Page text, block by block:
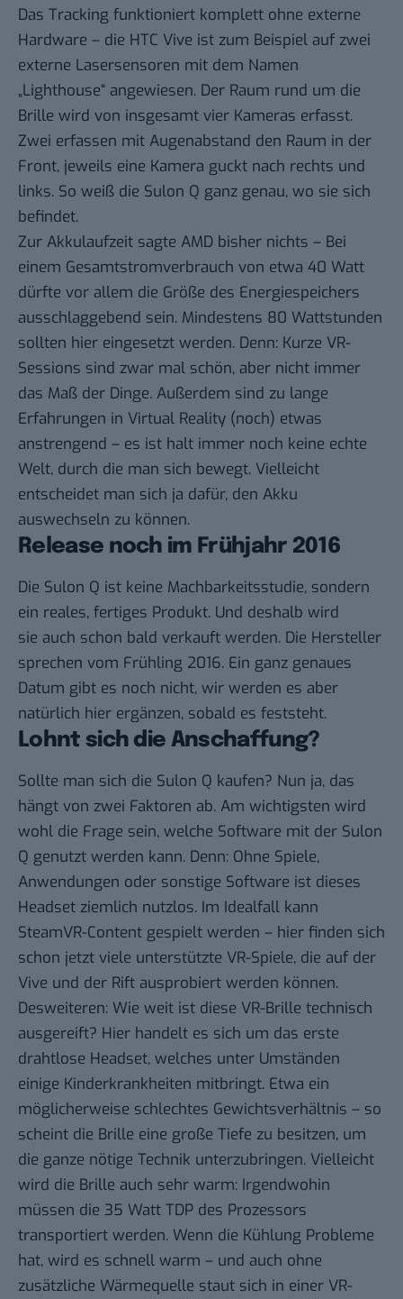
Das Tracking funktioniert komplett ohne externe
Hardware – die HTC Vive ist zum Beispiel auf zwei
externe Lasersensoren mit dem Namen
„Lighthouse“ angewiesen. Der Raum rund um die
Brille wird von insgesamt vier Kameras erfasst.
Zwei erfassen mit Augenabstand den Raum in der
Front, jeweils eine Kamera guckt nach rechts und
links. So weiß die Sulon Q ganz genau, wo sie sich
befindet.
Zur Akkulaufzeit sagte AMD bisher nichts – Bei
einem Gesamtstromverbrauch von etwa 40 Watt
dürfte vor allem die Größe des Energiespeichers
ausschlaggebend sein. Mindestens 80 Wattstunden
sollten hier eingesetzt werden. Denn: Kurze VR-
Sessions sind zwar mal schön, aber nicht immer
das Maß der Dinge. Außerdem sind zu lange
Erfahrungen in Virtual Reality (noch) etwas
anstrengend – es ist halt immer noch keine echte
Welt, durch die man sich bewegt. Vielleicht
entscheidet man sich ja dafür, den Akku
auswechseln zu können.
Release noch im Frühjahr 2016
Die Sulon Q ist keine Machbarkeitsstudie, sondern
ein reales, fertiges Produkt. Und deshalb wird
sie auch schon bald verkauft werden. Die Hersteller
sprechen vom Frühling 2016. Ein ganz genaues
Datum gibt es noch nicht, wir werden es aber
natürlich hier ergänzen, sobald es feststeht.
Lohnt sich die Anschaffung?
Sollte man sich die Sulon Q kaufen? Nun ja, das
hängt von zwei Faktoren ab. Am wichtigsten wird
wohl die Frage sein, welche Software mit der Sulon
Q genutzt werden kann. Denn: Ohne Spiele,
Anwendungen oder sonstige Software ist dieses
Headset ziemlich nutzlos. Im Idealfall kann
SteamVR-Content gespielt werden – hier finden sich
schon jetzt viele unterstützte VR-Spiele, die auf der
Vive und der Rift ausprobiert werden können.
Desweiteren: Wie weit ist diese VR-Brille technisch
ausgereift? Hier handelt es sich um das erste
drahtlose Headset, welches unter Umständen
einige Kinderkrankheiten mitbringt. Etwa ein
möglicherweise schlechtes Gewichtsverhältnis – so
scheint die Brille eine große Tiefe zu besitzen, um
die ganze nötige Technik unterzubringen. Vielleicht
wird die Brille auch sehr warm: Irgendwohin
müssen die 35 Watt TDP des Prozessors
transportiert werden. Wenn die Kühlung Probleme
hat, wird es schnell warm – und auch ohne
zusätzliche Wärmequelle staut sich in einer VR-